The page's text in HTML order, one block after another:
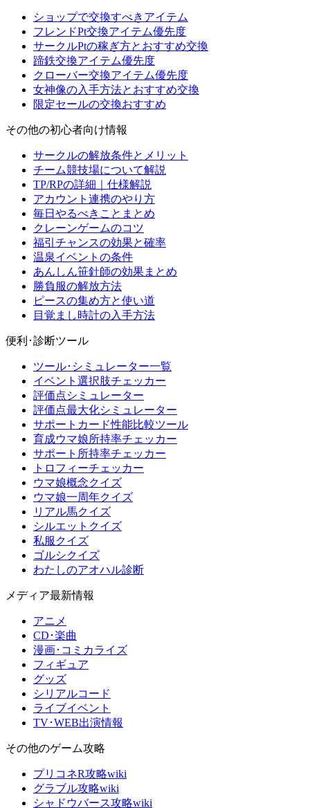
ショップで交換すべきアイテム
フレンドPt交換アイテム優先度
サークルPtの稼ぎ方とおすすめ交換
蹄鉄交換アイテム優先度
クローバー交換アイテム優先度
女神像の入手方法とおすすめ交換
限定セールの交換おすすめ
その他の初心者向け情報
サークルの解放条件とメリット
チーム競技場について解説
TP/RPの詳細｜仕様解説
アカウント連携のやり方
毎日やるべきことまとめ
クレーンゲームのコツ
福引チャンスの効果と確率
温泉イベントの条件
あんしん笹針師の効果まとめ
勝負服の解放方法
ピースの集め方と使い道
目覚まし時計の入手方法
便利･診断ツール
ツール･シミュレーター一覧
イベント選択肢チェッカー
評価点シミュレーター
評価点最大化シミュレーター
サポートカード性能比較ツール
育成ウマ娘所持率チェッカー
サポート所持率チェッカー
トロフィーチェッカー
ウマ娘概念クイズ
ウマ娘一周年クイズ
リアル馬クイズ
シルエットクイズ
私服クイズ
ゴルシクイズ
わたしのアオハル診断
メディア最新情報
アニメ
CD･楽曲
漫画･コミカライズ
フィギュア
グッズ
シリアルコード
ライブイベント
TV･WEB出演情報
その他のゲーム攻略
プリコネR攻略wiki
グラブル攻略wiki
シャドウバース攻略wiki